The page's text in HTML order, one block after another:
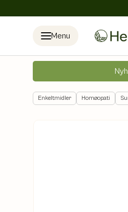
Spring til indhold
Menu
Enkeltmidler Homøopati